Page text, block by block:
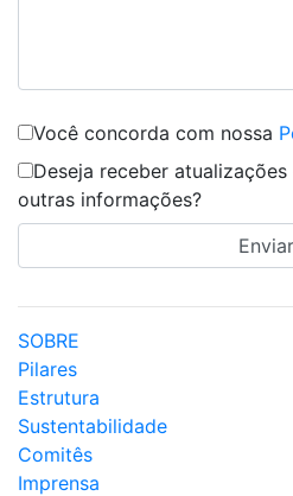
Você concorda com nossa
Deseja receber
outras informações?
SOBRE
Pilares
Estrutura
Sustentabilidade
Comitês
Imprensa